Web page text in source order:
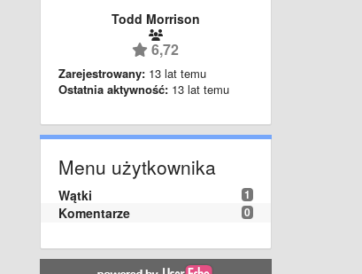
Todd Morrison
6,72
Zarejestrowany: 13 lat temu
Ostatnia aktywność: 13 lat temu
Menu użytkownika
1
Wątki
0
Komentarze